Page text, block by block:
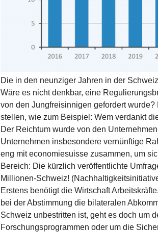
Die in den neunziger Jahren in der
Wäre es nicht denkbar, eine
von den Jungfreisinnigen gefordert
stellen, wie zum Beispiel: Wem verdankt
Der Reichtum wurde von den
Unternehmen insbesondere vernünftige
eng mit economiesuisse zusammen, um
Bereich: Die kürzlich veröffentlichte
Millionen-Schweiz!
Erstens benötigt die Wirtschaft
bei der Abstimmung die bilateralen
Schweiz unbestritten ist, geht es doch um
Forschungsprogrammen oder um die